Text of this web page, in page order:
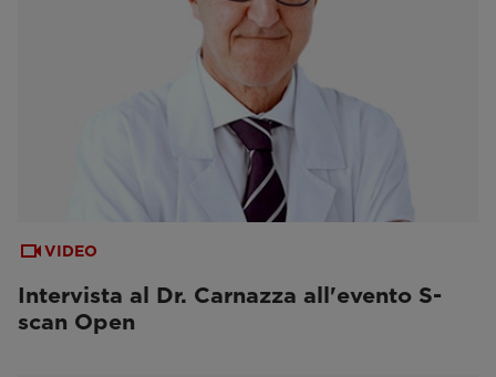
VIDEO
Intervista al Dr. Carnazza all'evento S-
scan Open